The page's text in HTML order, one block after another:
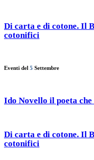
Di carta e di cotone. Il
cotonifici
Eventi del 5 Settembre
Ido Novello il poeta che
Di carta e di cotone. Il
cotonifici